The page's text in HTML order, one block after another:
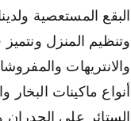
البقع المستعصية
وتنظيم المنزل
والانتريهات
أنواع ماكينات
الستائر على